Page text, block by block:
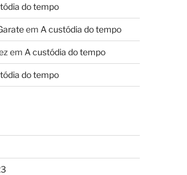
do tempo
em A custódia do tempo
em A custódia do tempo
do tempo